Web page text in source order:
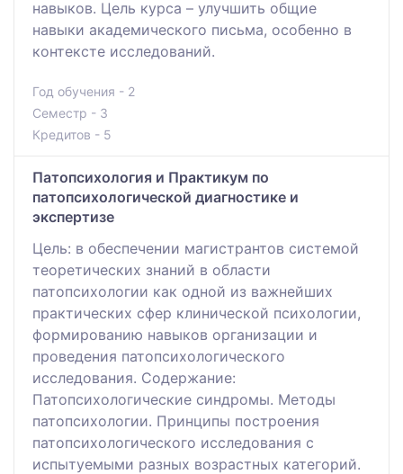
навыков. Цель курса – улучшить общие
навыки академического письма, особенно в
контексте исследований.
Год обучения - 2
Семестр - 3
Кредитов - 5
Патопсихология и Практикум по
патопсихологической диагностике и
экспертизе
Цель: в обеспечении магистрантов системой
теоретических знаний в области
патопсихологии как одной из важнейших
практических сфер клинической психологии,
формированию навыков организации и
проведения патопсихологического
исследования. Содержание:
Патопсихологические синдромы. Методы
патопсихологии. Принципы построения
патопсихологического исследования с
испытуемыми разных возрастных категорий.